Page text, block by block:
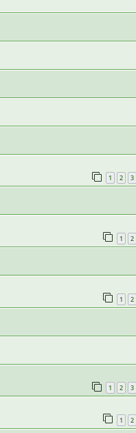
1 2 3
1 2
1 2
1 2 3
1 2